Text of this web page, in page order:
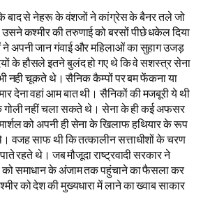
बाद से नेहरू के वंशजों ने कांग्रेस के बैनर तले जो
कश्मीर की तरुणाई को बरसों पीछे धकेल दिया
ने अपनी जान गंवाई और महिलाओं का सुहाग उजड़
के हौसले इतने बुलंद हो गए थे कि वे सशस्त्र सेना
नही चूकते थे। सैनिक कैम्पों पर बम फेंकना या
देना वहां आम बात थी। सैनिकों की मजबूरी ये थी
नहीं चला सकते थे। सेना के ही कई अफसर
को अपनी ही सेना के खिलाफ हथियार के रूप
वजह साफ थी कि तत्कालीन सत्ताधीशों के चरण
रहते थे। जब मौजूदा राष्ट्रवादी सरकार ने
को समाधान के अंजाम तक पहुंचाने का फैसला कर
को देश की मुख्यधारा में लाने का ख्वाब साकार